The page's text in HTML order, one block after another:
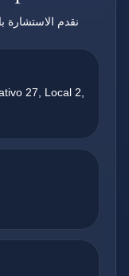
نقدم الاستشارة
27, Local 2,